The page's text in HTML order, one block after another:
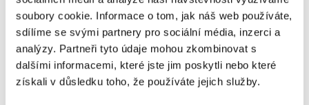
soubory cookie. Informace o tom, jak náš web používáte,
sdílíme se svými partnery pro sociální média, inzerci a
analýzy. Partneři tyto údaje mohou zkombinovat s
dalšími informacemi, které jste jim poskytli nebo které
získali v důsledku toho, že používáte jejich služby.
samotné nebo smíchané s masem,
zeleninou či vhodným ovocem, jako jsou
borůvky,banánnebo jahody.